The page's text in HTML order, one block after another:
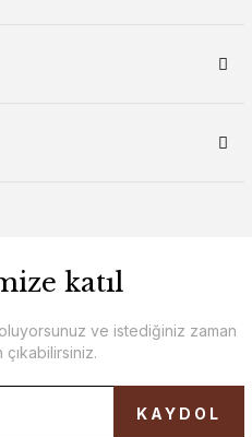
katıl
ve istediğiniz zaman
KAYDOL